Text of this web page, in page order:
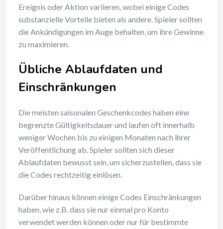
Ereignis oder Aktion variieren, wobei einige Codes
substanzielle Vorteile bieten als andere. Spieler sollten
die Ankündigungen im Auge behalten, um ihre Gewinne
zu maximieren.
Übliche Ablaufdaten und
Einschränkungen
Die meisten saisonalen Geschenkcodes haben eine
begrenzte Gültigkeitsdauer und laufen oft innerhalb
weniger Wochen bis zu einigen Monaten nach ihrer
Veröffentlichung ab. Spieler sollten sich dieser
Ablaufdaten bewusst sein, um sicherzustellen, dass sie
die Codes rechtzeitig einlösen.
Darüber hinaus können einige Codes Einschränkungen
haben, wie z.B. dass sie nur einmal pro Konto
verwendet werden können oder nur für bestimmte